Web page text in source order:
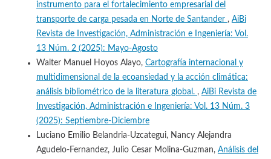
instrumento para el fortalecimiento empresarial del
transporte de carga pesada en Norte de Santander , AiBi
Revista de Investigación, Administración e Ingeniería: Vol.
13 Núm. 2 (2025): Mayo-Agosto
Walter Manuel Hoyos Alayo, Cartografía internacional y
multidimensional de la ecoansiedad y la acción climática:
análisis bibliométrico de la literatura global. , AiBi Revista de
Investigación, Administración e Ingeniería: Vol. 13 Núm. 3
(2025): Septiembre-Diciembre
Luciano Emilio Belandria-Uzcategui, Nancy Alejandra
Agudelo-Fernandez, Julio Cesar Molina-Guzman, Análisis del